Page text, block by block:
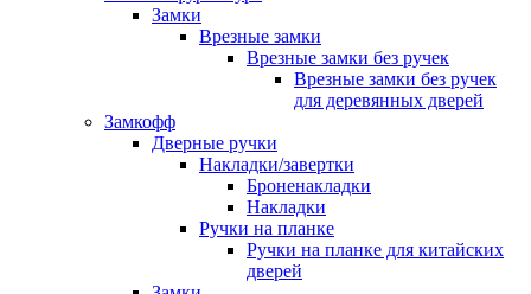
Замки
Врезные замки
Врезные замки без ручек
Врезные замки без ручек
для деревянных дверей
Замкофф
Дверные ручки
Накладки/завертки
Броненакладки
Накладки
Ручки на планке
Ручки на планке для китайских
дверей